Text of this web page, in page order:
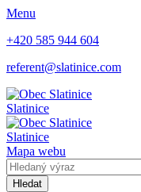
Menu
+420 585 944 604
referent@slatinice.com
Slatinice
Slatinice
Mapa webu
Hledat